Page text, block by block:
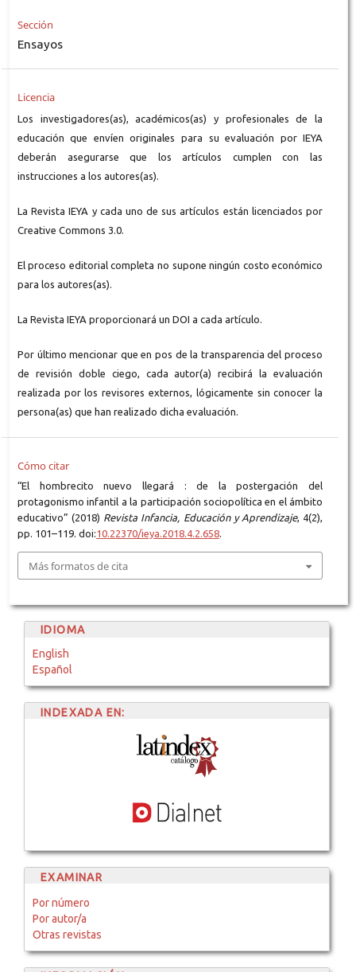
Sección
Ensayos
Licencia
Los investigadores(as), académicos(as) y profesionales de la
educación que envíen originales para su evaluación por IEYA
deberán asegurarse que los artículos cumplen con las
instrucciones a los autores(as).
La Revista IEYA y cada uno de sus artículos están licenciados por
Creative Commons 3.0.
El proceso editorial completa no supone ningún costo económico
para los autores(as).
La Revista IEYA proporcionará un DOI a cada artículo.
Por último mencionar que en pos de la transparencia del proceso
de revisión doble ciego, cada autor(a) recibirá la evaluación
realizada por los revisores externos, lógicamente sin conocer la
persona(as) que han realizado dicha evaluación.
Cómo citar
“El hombrecito nuevo llegará : de la postergación del
protagonismo infantil a la participación sociopolítica en el ámbito
educativo” (2018) Revista Infancia, Educación y Aprendizaje, 4(2),
pp. 101–119. doi:10.22370/ieya.2018.4.2.658.
Más formatos de cita
IDIOMA
English
Español
INDEXADA EN:
EXAMINAR
Por número
Por autor/a
Otras revistas